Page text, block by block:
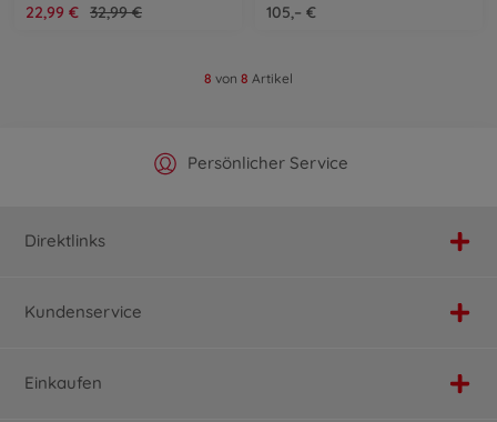
22,99 € 32,99 €
105,– €
8 von 8 Artikel
Offizieller Hersteller Shop
Persönlicher Service
Versandkostenfrei ab 25€
Schnelle Lieferung
Direktlinks
Kundenservice
Einkaufen